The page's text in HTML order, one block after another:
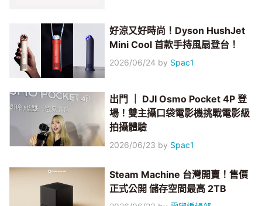
好涼又好時尚！Dyson HushJet
Mini Cool 首款手持風扇登台！
2026/06/24 by Spac1
出門 ｜ DJI Osmo Pocket 4P 登
場！雙主攝口袋電影機挑戰電影級
拍攝體驗
2026/06/23 by Spac1
Steam Machine 台灣開賣！售價
正式公開 儲存空間最高 2TB